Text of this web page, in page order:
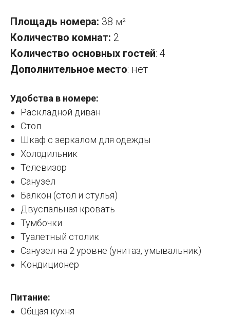
Площадь номера: 38 м²
Количество комнат: 2
Количество основных гостей: 4
Дополнительное место: нет
Удобства в номере:
Раскладной диван
Стол
Шкаф с зеркалом для одежды
Холодильник
Телевизор
Санузел
Балкон (стол и стулья)
Двуспальная кровать
Тумбочки
Туалетный столик
Санузел на 2 уровне (унитаз, умывальник)
Кондиционер
Питание:
Общая кухня